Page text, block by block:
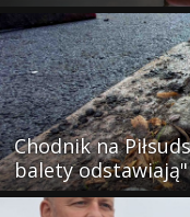
Chodnik na
balety odstawiają"